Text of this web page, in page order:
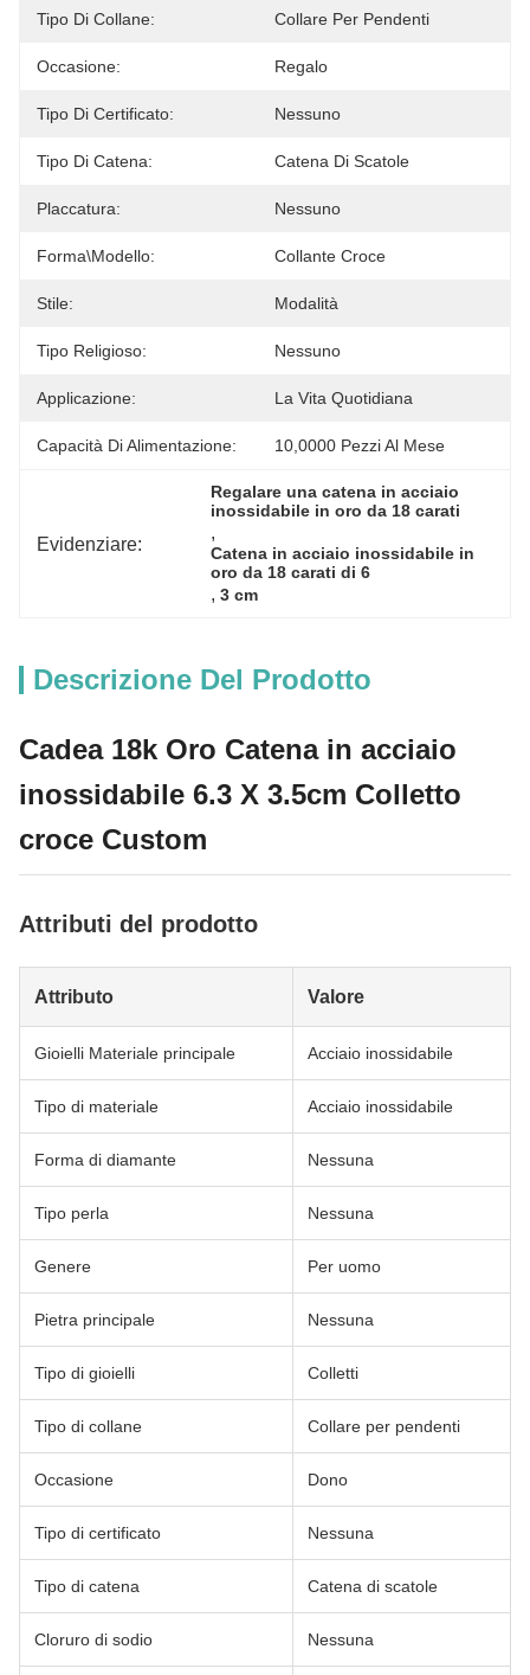
Tipo Di Collane: Collare Per Pendenti
Occasione: Regalo
Tipo Di Certificato: Nessuno
Tipo Di Catena: Catena Di Scatole
Placcatura: Nessuno
Forma\modello: Collante Croce
Stile: Modalità
Tipo Religioso: Nessuno
Applicazione: La Vita Quotidiana
Capacità Di Alimentazione: 10,0000 Pezzi Al Mese
Evidenziare:
Regalare una catena in acciaio
inossidabile in oro da 18 carati
,
Catena in acciaio inossidabile in
oro da 18 carati di 6
, 3 cm
Descrizione Del Prodotto
Cadea 18k Oro Catena in acciaio
inossidabile 6.3 X 3.5cm Colletto
croce Custom
Attributi del prodotto
Attributo Valore
Gioielli Materiale principale Acciaio inossidabile
Tipo di materiale Acciaio inossidabile
Forma di diamante Nessuna
Tipo perla Nessuna
Genere Per uomo
Pietra principale Nessuna
Tipo di gioielli Colletti
Tipo di collane Collare per pendenti
Occasione Dono
Tipo di certificato Nessuna
Tipo di catena Catena di scatole
Cloruro di sodio Nessuna